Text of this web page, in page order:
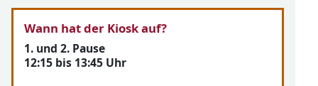
Wann hat der Kiosk auf?
1. und 2. Pause
12:15 bis 13:45 Uhr